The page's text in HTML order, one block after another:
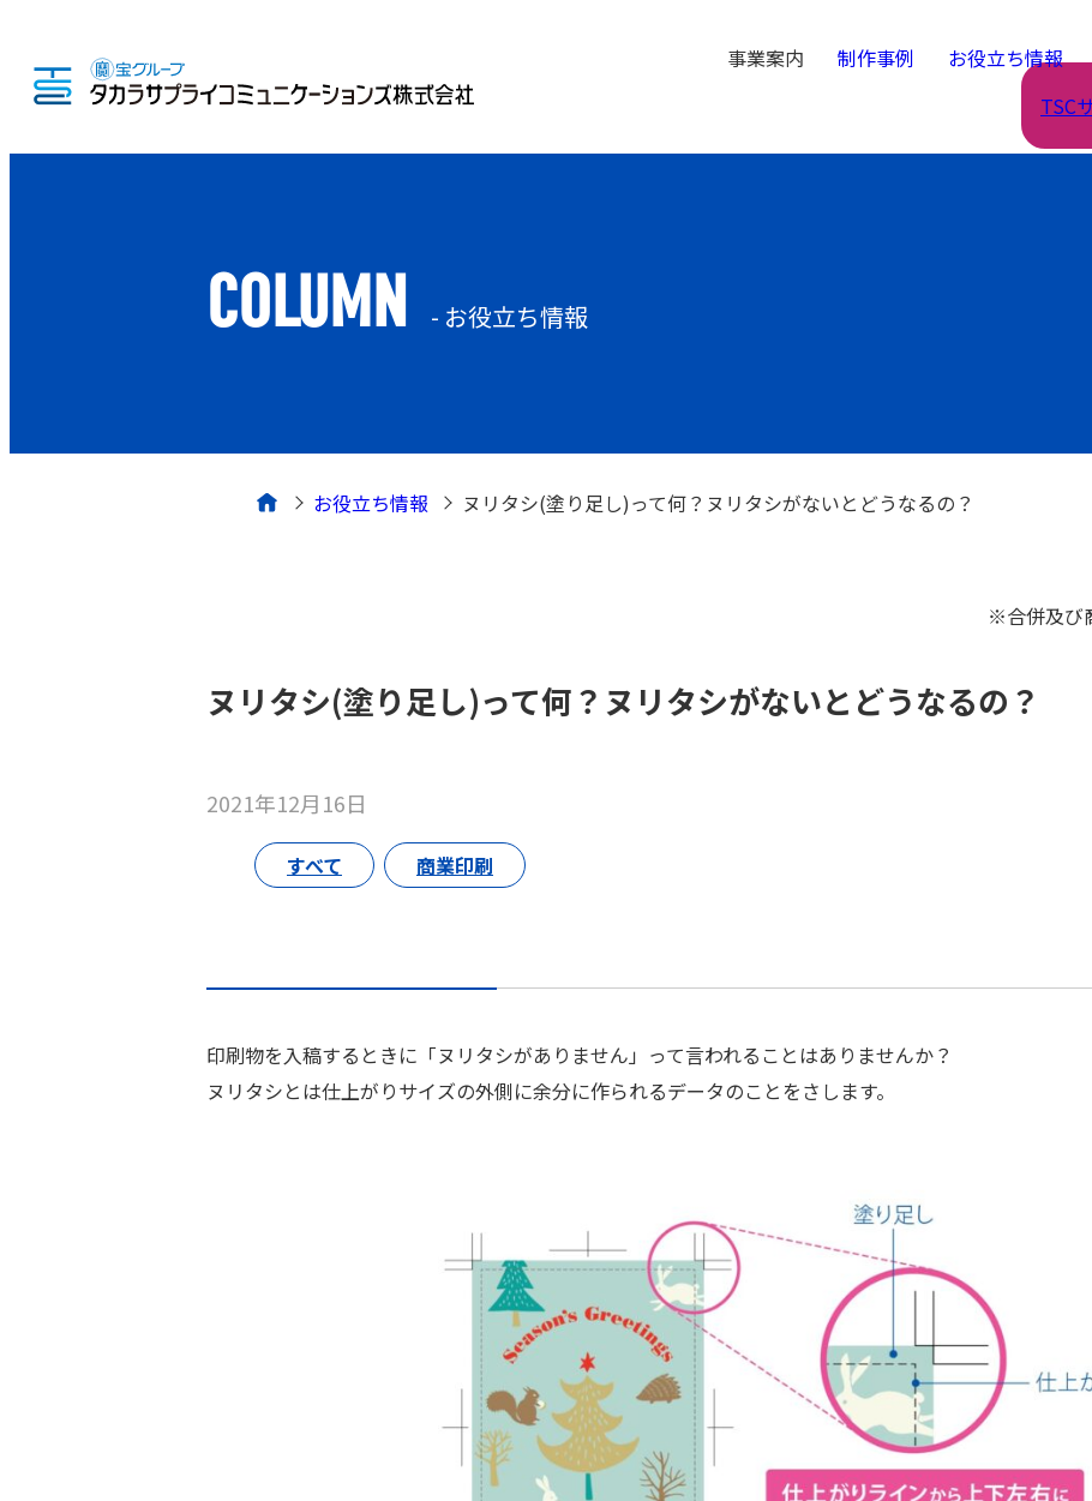
事業案内 制作事例 お役立ち情報
TSC
COLUMN - お役立ち情報
お役立ち情報 ヌリタシ(塗り足し)って何？ヌリタシがないとどうなるの？
※合併及び
ヌリタシ(塗り足し)って何？ヌリタシがないとどうなるの？
2021年12月16日
すべて 商業印刷
印刷物を入稿するときに「ヌリタシがありません」って言われることはありませんか？
ヌリタシとは仕上がりサイズの外側に余分に作られるデータのことをさします。